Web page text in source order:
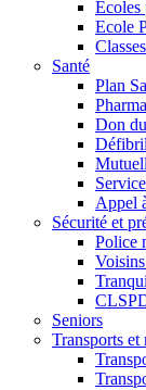
Écoles
Ecole
Santé
Plan
Don
Appel
Sécurité et
Police
Seniors
Transports